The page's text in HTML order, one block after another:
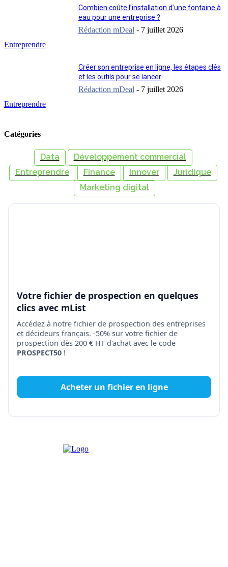
Entreprendre
Combien coûte l’installation d’une fontaine à
eau pour une entreprise ?
Rédaction mDeal - 7 juillet 2026
Entreprendre
Créer son entreprise en ligne, les étapes clés
et les outils pour se lancer
Rédaction mDeal - 7 juillet 2026
Catégories
Data
Développement commercial
Entreprendre
Finance Innover
Juridique
Marketing digital
Votre fichier de prospection en quelques
clics avec mList
Accédez à notre fichier de prospection des entreprises
et décideurs français. -50% sur votre fichier de
prospection dès 200 € HT d'achat avec le code
PROSPECT50 !
Acheter un fichier en ligne